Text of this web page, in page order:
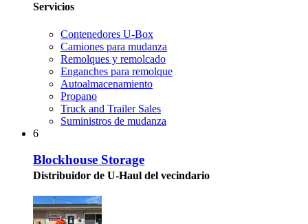
Servicios
Contenedores U-Box
Camiones para mudanza
Remolques y remolcado
Enganches para remolque
Autoalmacenamiento
Propano
Truck and Trailer Sales
Suministros de mudanza
6
Blockhouse Storage
Distribuidor de U-Haul del vecindario